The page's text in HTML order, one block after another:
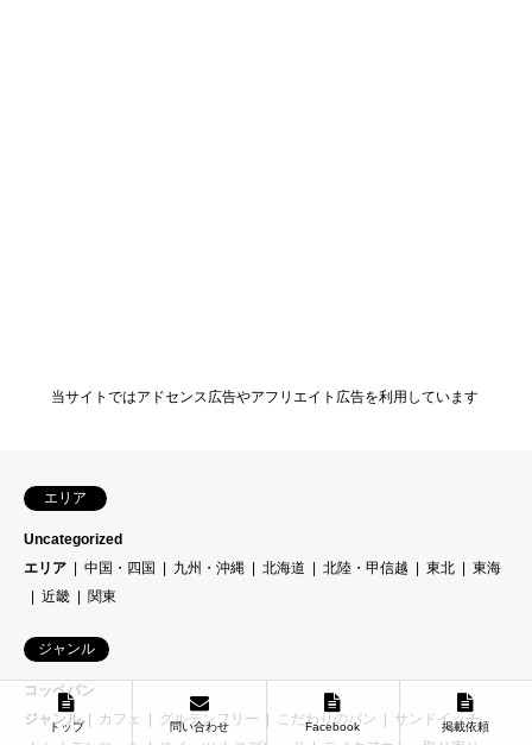
当サイトではアドセンス広告やアフリエイト広告を利用しています
エリア
Uncategorized
エリア
中国・四国 九州・沖縄 北海道 北陸・甲信越 東北
東海
近畿
関東
ジャンル
コッペパン
ジャンル
カフェ グルテンフリー こだわりのパン
サンドイッチ
トップ 問い合わせ Facebook 掲載依頼